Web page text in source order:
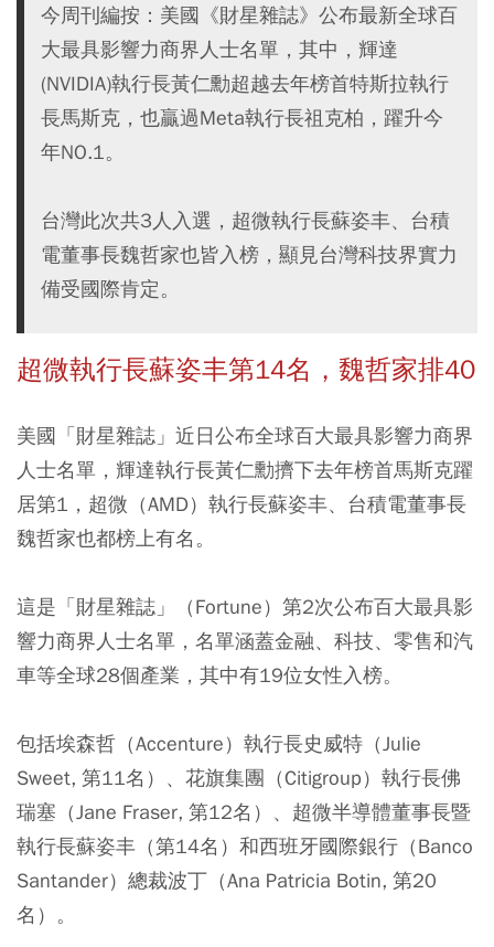
今周刊編按：美國《財星雜誌》公布最新全球百
大最具影響力商界人士名單，其中，輝達
(NVIDIA)執行長黃仁勳超越去年榜首特斯拉執行
長馬斯克，也贏過Meta執行長祖克柏，躍升今
年NO.1。
台灣此次共3人入選，超微執行長蘇姿丰、台積
電董事長魏哲家也皆入榜，顯見台灣科技界實力
備受國際肯定。
超微執行長蘇姿丰第14名，魏哲家排40
美國「財星雜誌」近日公布全球百大最具影響力商界
人士名單，輝達執行長黃仁勳擠下去年榜首馬斯克躍
居第1，超微（AMD）執行長蘇姿丰、台積電董事長
魏哲家也都榜上有名。
這是「財星雜誌」（Fortune）第2次公布百大最具影
響力商界人士名單，名單涵蓋金融、科技、零售和汽
車等全球28個產業，其中有19位女性入榜。
包括埃森哲（Accenture）執行長史威特（Julie
Sweet, 第11名）、花旗集團（Citigroup）執行長佛
瑞塞（Jane Fraser, 第12名）、超微半導體董事長暨
執行長蘇姿丰（第14名）和西班牙國際銀行（Banco
Santander）總裁波丁（Ana Patricia Botin, 第20
名）。